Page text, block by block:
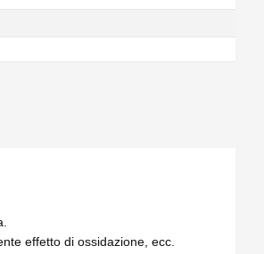
effetto di ossidazione, ecc.